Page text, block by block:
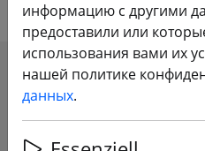
SHOW
информацию с другими
предоставили или
использования вами их
нашей политике
данных.